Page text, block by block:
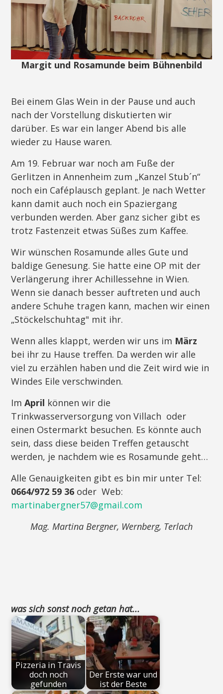
Margit und Rosamunde beim Bühnenbild
Bei einem Glas Wein in der Pause und auch
nach der Vorstellung diskutierten wir
darüber. Es war ein langer Abend bis alle
wieder zu Hause waren.
Am 19. Februar war noch am Fuße der
Gerlitzen in Annenheim zum „Kanzel Stub´n“
noch ein Caféplausch geplant. Je nach Wetter
kann damit auch noch ein Spaziergang
verbunden werden. Aber ganz sicher gibt es
trotz Fastenzeit etwas Süßes zum Kaffee.
Wir wünschen Rosamunde alles Gute und
baldige Genesung. Sie hatte eine OP mit der
Verlängerung ihrer Achillessehne in Wien.
Wenn sie danach besser auftreten und auch
andere Schuhe tragen kann, machen wir einen
„Stöckelschuhtag" mit ihr.
Wenn alles klappt, werden wir uns im März
bei ihr zu Hause treffen. Da werden wir alle
viel zu erzählen haben und die Zeit wird wie in
Windes Eile verschwinden.
ImApril können wir die
Trinkwasserversorgung von Villach oder
einen Ostermarkt besuchen. Es könnte auch
sein, dass diese beiden Treffen getauscht
werden, je nachdem wie es Rosamunde geht…
Alle Genauigkeiten gibt es bin mir unter Tel:
0664/972 59 36 oder Web:
martinabergner57@gmail.com
Mag. Martina Bergner, Wernberg, Terlach
was sich sonst noch getan hat...
Pizzeria in Travis
doch noch
gefunden
Der Erste war und
ist der Beste